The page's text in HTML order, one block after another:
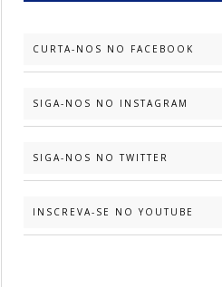
CURTA-NOS NO FACEBOOK
SIGA-NOS NO INSTAGRAM
SIGA-NOS NO TWITTER
INSCREVA-SE NO YOUTUBE